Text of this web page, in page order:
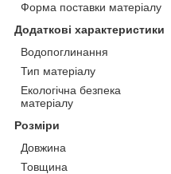
Форма поставки матеріалу
Додаткові характеристики
Водопоглинання
Тип матеріалу
Екологічна безпека
матеріалу
Розміри
Довжина
Товщина